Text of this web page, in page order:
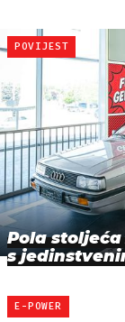
POVIJEST
Pola
s
E-POWER